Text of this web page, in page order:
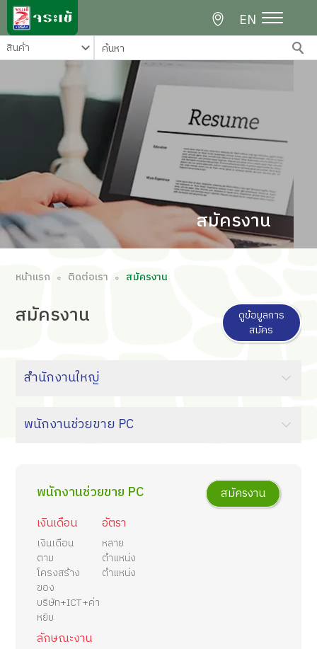
EN
สมัครงาน
หน้าแรก ∘ ติดต่อเรา ∘ สมัครงาน
สมัครงาน
ดูข้อมูลการ
สมัคร
สมัครงาน
พนักงานช่วยขาย PC
เงินเดือน
เงินเดือน
ตาม
โครงสร้าง
ของ
บริษัท+ICT+ค่า
หยิบ
อัตรา
หลาย
ตำแหน่ง
ตำแหน่ง
ลักษณะงาน